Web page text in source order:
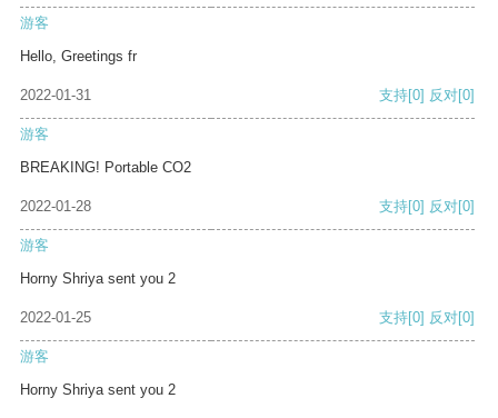
游客
Hello, Greetings fr
2022-01-31 支持[0] 反对[0]
游客
BREAKING! Portable CO2
2022-01-28 支持[0] 反对[0]
游客
Horny Shriya sent you 2
2022-01-25 支持[0] 反对[0]
游客
Horny Shriya sent you 2